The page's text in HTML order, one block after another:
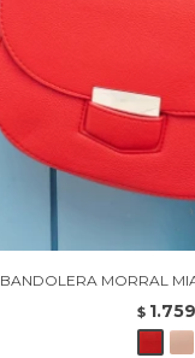
BANDOLERA MORRAL
$ 1.759